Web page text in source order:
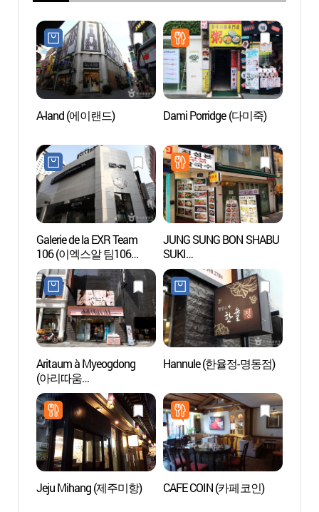
A-land (에이랜드) Dami Porridge (다미죽)
Galerie de la EXR Team
106 (이엑스알 팀106
갤러리)
JUNG SUNG BON SHABU
SUKI
(정성본샤브수끼칼국수)
Aritaum à Myeogdong
(아리따움
(명동중앙직영점))
Hannule (한율정-명동점)
Jeju Mihang (제주미항) CAFE COIN (카페코인)